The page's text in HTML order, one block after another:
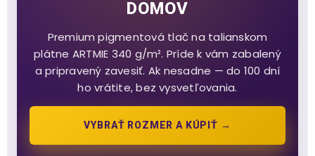
DOMOV
Premium pigmentová tlač na talianskom
plátne ARTMIE 340 g/m². Príde k vám zabalený
a pripravený zavesiť. Ak nesadne — do 100 dní
ho vrátite, bez vysvetľovania.
VYBRAŤ ROZMER A KÚPIŤ →